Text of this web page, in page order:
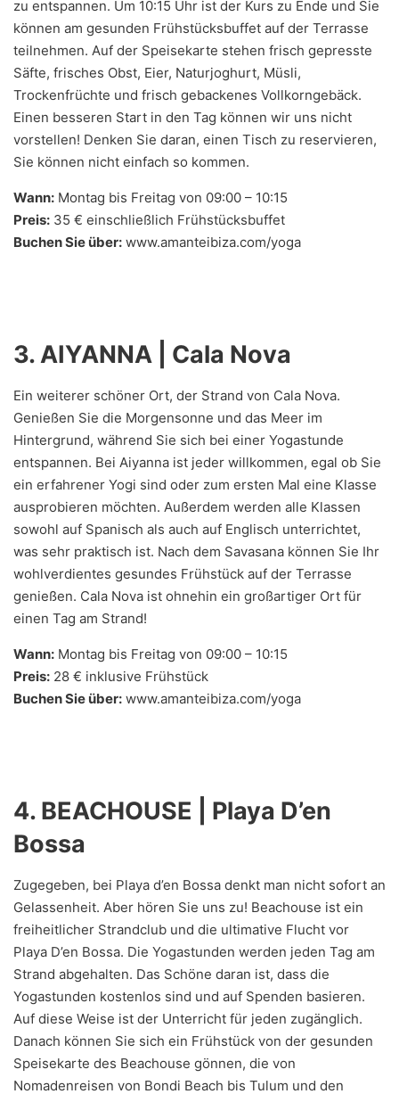
zu entspannen. Um 10:15 Uhr ist der Kurs zu Ende und Sie
können am gesunden Frühstücksbuffet auf der Terrasse
teilnehmen. Auf der Speisekarte stehen frisch gepresste
Säfte, frisches Obst, Eier, Naturjoghurt, Müsli,
Trockenfrüchte und frisch gebackenes Vollkorngebäck.
Einen besseren Start in den Tag können wir uns nicht
vorstellen! Denken Sie daran, einen Tisch zu reservieren,
Sie können nicht einfach so kommen.
Wann: Montag bis Freitag von 09:00 – 10:15
Preis: 35 € einschließlich Frühstücksbuffet
Buchen Sie über: www.amanteibiza.com/yoga
3. AIYANNA | Cala Nova
Ein weiterer schöner Ort, der Strand von Cala Nova.
Genießen Sie die Morgensonne und das Meer im
Hintergrund, während Sie sich bei einer Yogastunde
entspannen. Bei Aiyanna ist jeder willkommen, egal ob Sie
ein erfahrener Yogi sind oder zum ersten Mal eine Klasse
ausprobieren möchten. Außerdem werden alle Klassen
sowohl auf Spanisch als auch auf Englisch unterrichtet,
was sehr praktisch ist. Nach dem Savasana können Sie Ihr
wohlverdientes gesundes Frühstück auf der Terrasse
genießen. Cala Nova ist ohnehin ein großartiger Ort für
einen Tag am Strand!
Wann: Montag bis Freitag von 09:00 – 10:15
Preis: 28 € inklusive Frühstück
Buchen Sie über: www.amanteibiza.com/yoga
4. BEACHOUSE | Playa D’en
Bossa
Zugegeben, bei Playa d’en Bossa denkt man nicht sofort an
Gelassenheit. Aber hören Sie uns zu! Beachouse ist ein
freiheitlicher Strandclub und die ultimative Flucht vor
Playa D’en Bossa. Die Yogastunden werden jeden Tag am
Strand abgehalten. Das Schöne daran ist, dass die
Yogastunden kostenlos sind und auf Spenden basieren.
Auf diese Weise ist der Unterricht für jeden zugänglich.
Danach können Sie sich ein Frühstück von der gesunden
Speisekarte des Beachouse gönnen, die von
Nomadenreisen von Bondi Beach bis Tulum und den